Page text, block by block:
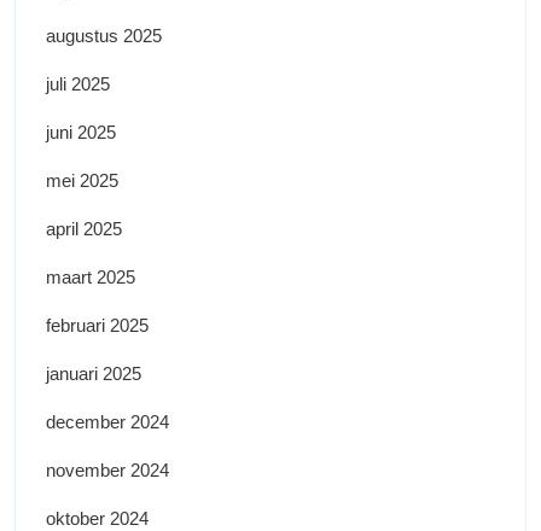
augustus 2025
juli 2025
juni 2025
mei 2025
april 2025
maart 2025
februari 2025
januari 2025
december 2024
november 2024
oktober 2024